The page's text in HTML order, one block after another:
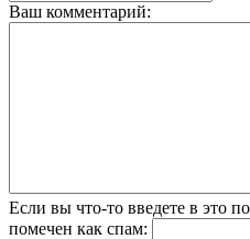
Ваш комментарий:
Если вы что-то введете в это
помечен как спам: